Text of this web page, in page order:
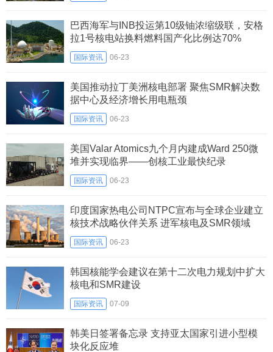
巴西海军与INB投运第10级铀浓缩级联，安格
拉1号核电站换料燃料国产化比例达70%
国际资讯 06-23
美国推动拉丁美洲核电部署 聚焦SMR解决数
据中心及经济增长用电瓶颈
国际资讯 06-23
美国Valar Atomics九个月内建成Ward 250微
堆并实现临界——创核工业最快纪录
国际资讯 06-23
印度国家热电公司NTPC宣布与全球企业建立
核技术战略伙伴关系 进军核电及SMR领域
国际资讯 06-23
韩国核能学会建议在第十二次电力规划中扩大
核电和SMR建设
国际资讯 07-09
韩美日签署备忘录 支持亚太国家引进小型模
块化反应堆